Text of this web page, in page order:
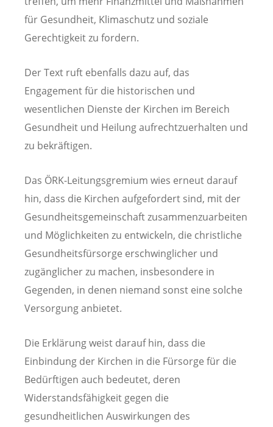
für Gesundheit, Klimaschutz und soziale
Gerechtigkeit zu fordern.
Der Text ruft ebenfalls dazu auf, das
Engagement für die historischen und
wesentlichen Dienste der Kirchen im Bereich
Gesundheit und Heilung aufrechtzuerhalten und
zu bekräftigen.
Das ÖRK-Leitungsgremium wies erneut darauf
hin, dass die Kirchen aufgefordert sind, mit der
Gesundheitsgemeinschaft zusammenzuarbeiten
und Möglichkeiten zu entwickeln, die christliche
Gesundheitsfürsorge erschwinglicher und
zugänglicher zu machen, insbesondere in
Gegenden, in denen niemand sonst eine solche
Versorgung anbietet.
Die Erklärung weist darauf hin, dass die
Einbindung der Kirchen in die Fürsorge für die
Bedürftigen auch bedeutet, deren
Widerstandsfähigkeit gegen die
gesundheitlichen Auswirkungen des